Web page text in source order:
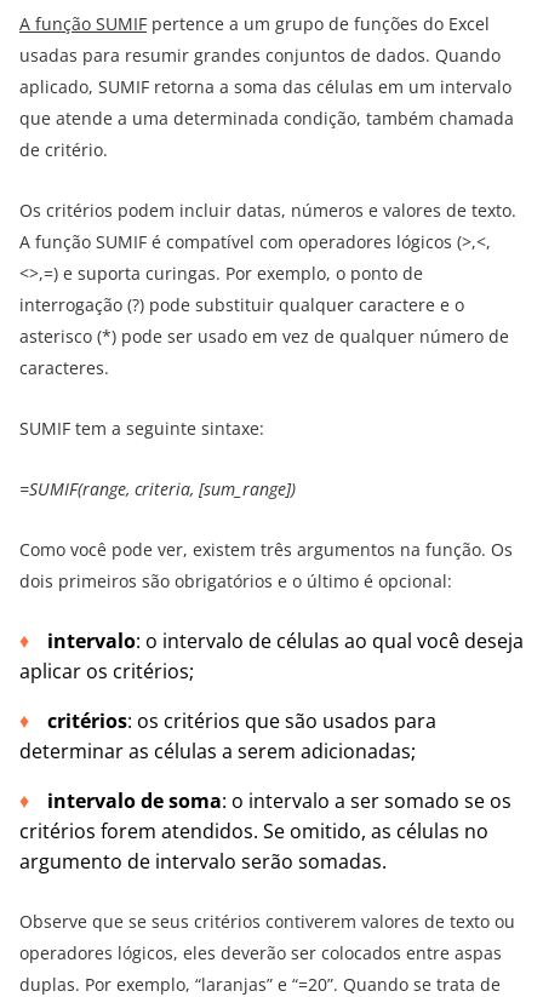
A função SUMIF pertence a um grupo de funções do Excel
usadas para resumir grandes conjuntos de dados. Quando
aplicado, SUMIF retorna a soma das células em um intervalo
que atende a uma determinada condição, também chamada
de critério.
Os critérios podem incluir datas, números e valores de texto.
A função SUMIF é compatível com operadores lógicos (>,<,
<>,=) e suporta curingas. Por exemplo, o ponto de
interrogação (?) pode substituir qualquer caractere e o
asterisco (*) pode ser usado em vez de qualquer número de
caracteres.
SUMIF tem a seguinte sintaxe:
=SUMIF(range, criteria, [sum_range])
Como você pode ver, existem três argumentos na função. Os
dois primeiros são obrigatórios e o último é opcional:
intervalo: o intervalo de células ao qual você deseja
aplicar os critérios;
critérios: os critérios que são usados para
determinar as células a serem adicionadas;
intervalo de soma: o intervalo a ser somado se os
critérios forem atendidos. Se omitido, as células no
argumento de intervalo serão somadas.
Observe que se seus critérios contiverem valores de texto ou
operadores lógicos, eles deverão ser colocados entre aspas
duplas. Por exemplo, “laranjas” e “=20”. Quando se trata de